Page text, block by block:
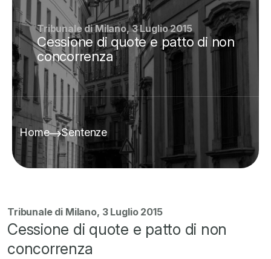
Tribunale di Milano, 3 Luglio 2015
Cessione di quote e patto di non
concorrenza
Home Sentenze
Tribunale di Milano, 3 Luglio 2015
Cessione di quote e patto di non
concorrenza